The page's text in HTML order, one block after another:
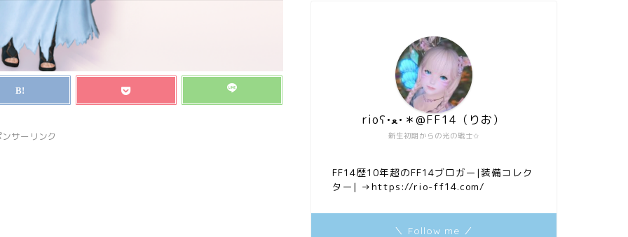
サーリンク 新生初期からの光の戦士✩
rioʕ•ﻌ•＊@FF14（りお）
FF14歴10年超のFF14ブロガー|装備コレク
ター| →https://rio-ff14.com/
＼ Follow me ／